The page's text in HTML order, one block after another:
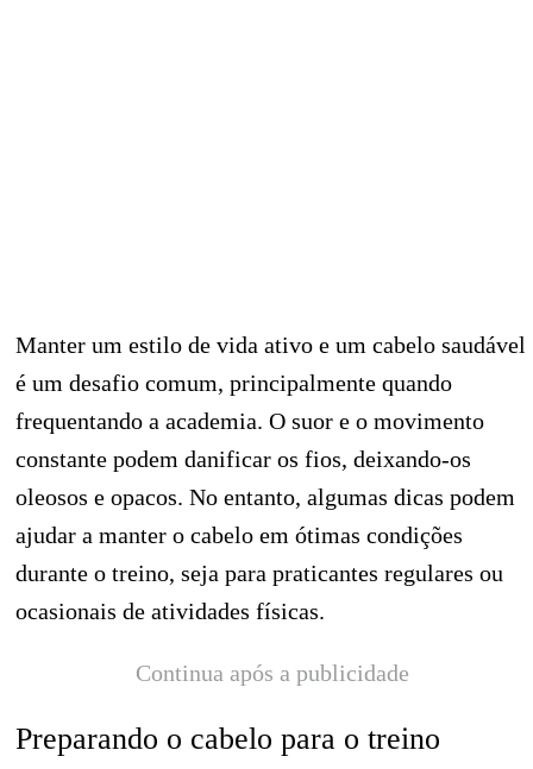
Manter um estilo de vida ativo e um cabelo saudável
é um desafio comum, principalmente quando
frequentando a academia. O suor e o movimento
constante podem danificar os fios, deixando-os
oleosos e opacos. No entanto, algumas dicas podem
ajudar a manter o cabelo em ótimas condições
durante o treino, seja para praticantes regulares ou
ocasionais de atividades físicas.
Continua após a publicidade
Preparando o cabelo para o treino